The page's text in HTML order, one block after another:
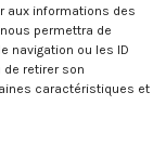
aux informations des
permettra de
navigation ou les ID
retirer son
caractéristiques et